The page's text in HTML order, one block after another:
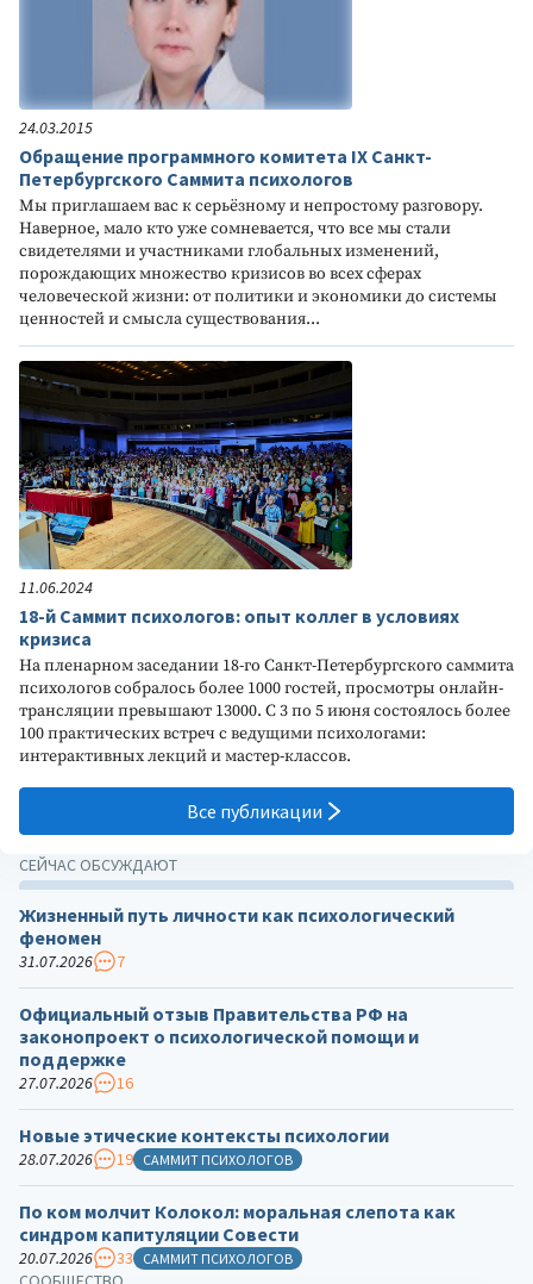
24.03.2015
Обращение программного комитета IX Санкт-
Петербургского Саммита психологов
Мы приглашаем вас к серьёзному и непростому разговору.
Наверное, мало кто уже сомневается, что все мы стали
свидетелями и участниками глобальных изменений,
порождающих множество кризисов во всех сферах
человеческой жизни: от политики и экономики до системы
ценностей и смысла существования...
11.06.2024
18-й Саммит психологов: опыт коллег в условиях
кризиса
На пленарном заседании 18-го Санкт-Петербургского саммита
психологов собралось более 1000 гостей, просмотры онлайн-
трансляции превышают 13000. С 3 по 5 июня состоялось более
100 практических встреч с ведущими психологами:
интерактивных лекций и мастер-классов.
Все публикации
СЕЙЧАС ОБСУЖДАЮТ
Жизненный путь личности как психологический
феномен
31.07.2026 7
Официальный отзыв Правительства РФ на
законопроект о психологической помощи и
поддержке
27.07.2026 16
Новые этические контексты психологии
28.07.2026 19 САММИТ ПСИХОЛОГОВ
По ком молчит Колокол: моральная слепота как
синдром капитуляции Совести
20.07.2026 33 САММИТ ПСИХОЛОГОВ